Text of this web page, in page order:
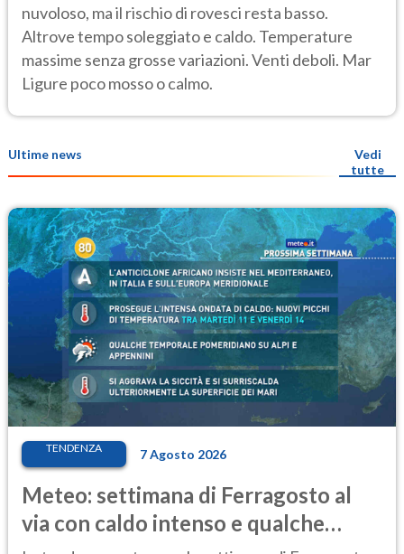
nuvoloso, ma il rischio di rovesci resta basso.
Altrove tempo soleggiato e caldo. Temperature
massime senza grosse variazioni. Venti deboli. Mar
Ligure poco mosso o calmo.
Ultime news
Vedi
tutte
TENDENZA 7 Agosto 2026
Meteo: settimana di Ferragosto al
via con caldo intenso e qualche